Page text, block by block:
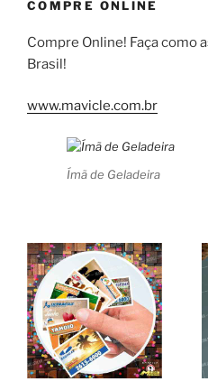
COMPRE ONLINE
Compre Online! Faça como
Brasil!
www.mavicle.com.br
Ímã de Geladeira